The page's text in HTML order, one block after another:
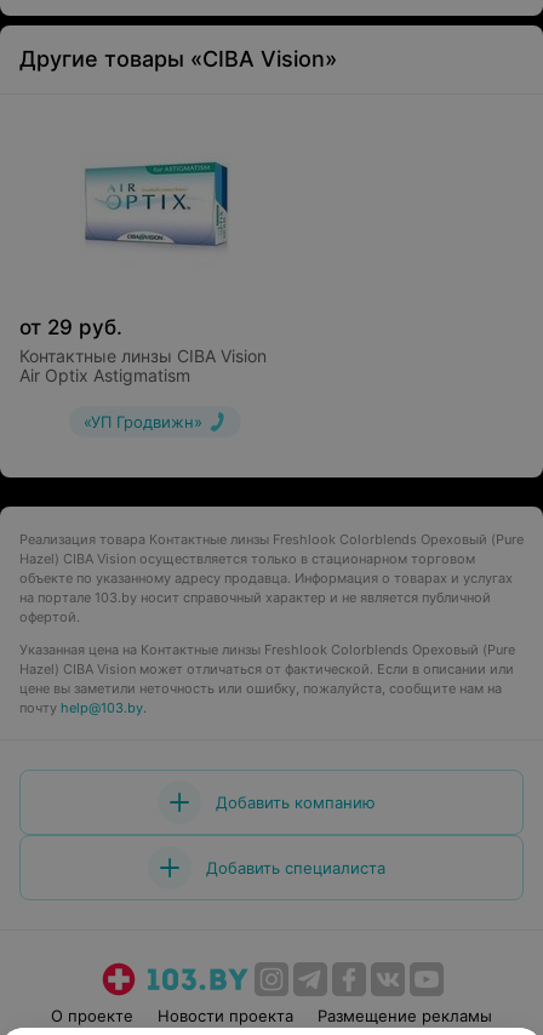
Другие товары «CIBA Vision»
от 29 руб.
Контактные линзы CIBA Vision
Air Optix Astigmatism
«УП Гродвижн»
Реализация товара Контактные линзы Freshlook Colorblends Ореховый (Pure
Hazel) CIBA Vision осуществляется только в стационарном торговом
объекте по указанному адресу продавца. Информация о товарах и услугах
на портале 103.by носит справочный характер и не является публичной
офертой.
Указанная цена на Контактные линзы Freshlook Colorblends Ореховый (Pure
Hazel) CIBA Vision может отличаться от фактической. Если в описании или
цене вы заметили неточность или ошибку, пожалуйста, сообщите нам на
почту help@103.by.
Добавить компанию
Добавить специалиста
О проекте Новости проекта Размещение рекламы